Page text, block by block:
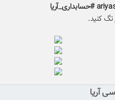
#ariyasystemgroup #حسابداری_آریا
تگ کنید.
آریا